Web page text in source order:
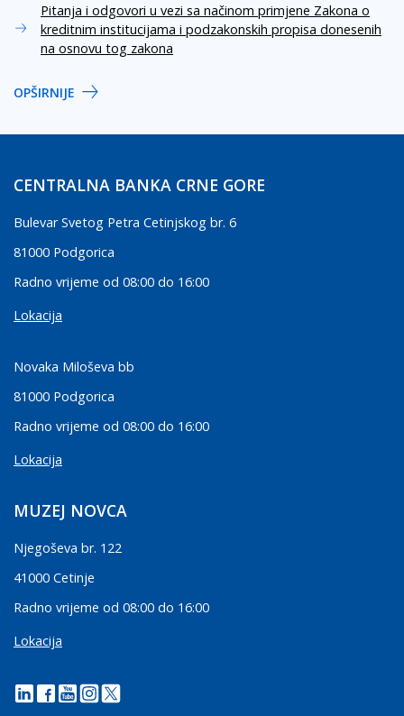
Pitanja i odgovori u vezi sa načinom primjene Zakona o
kreditnim institucijama i podzakonskih propisa donesenih
na osnovu tog zakona
OPŠIRNIJE
CENTRALNA BANKA CRNE GORE
Bulevar Svetog Petra Cetinjskog br. 6
81000 Podgorica
Radno vrijeme od 08:00 do 16:00
Lokacija
Novaka Miloševa bb
81000 Podgorica
Radno vrijeme od 08:00 do 16:00
Lokacija
MUZEJ NOVCA
Njegoševa br. 122
41000 Cetinje
Radno vrijeme od 08:00 do 16:00
Lokacija